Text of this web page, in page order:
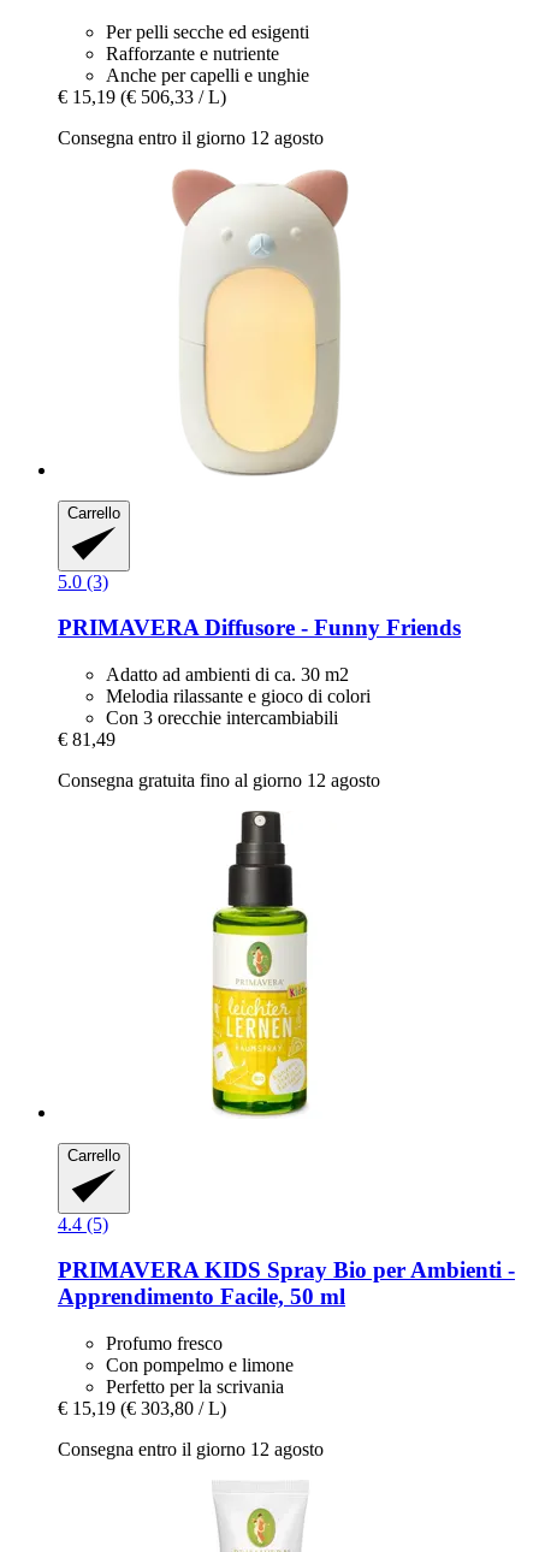
Per pelli secche ed esigenti
Rafforzante e nutriente
Anche per capelli e unghie
€ 15,19 (€ 506,33 / L)
Consegna entro il giorno 12 agosto
Carrello
5.0 (3)
PRIMAVERADiffusore -​ Funny Friends
Adatto ad ambienti di ca. 30 m2
Melodia rilassante e gioco di colori
Con 3 orecchie intercambiabili
€ 81,49
Consegna gratuita fino al giorno 12 agosto
Carrello
4.4 (5)
PRIMAVERAKIDS Spray Bio per Ambienti -​
Apprendimento Facile, 50 ml
Profumo fresco
Con pompelmo e limone
Perfetto per la scrivania
€ 15,19 (€ 303,80 / L)
Consegna entro il giorno 12 agosto